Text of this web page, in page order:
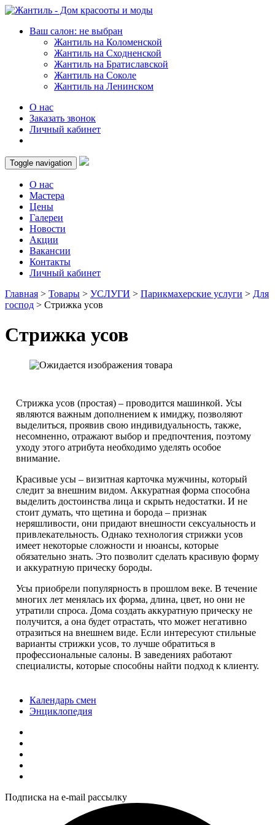
Ваш салон: не выбран
Жантиль на Коломенской
Жантиль на Сходненской
Жантиль на Братиславской
Жантиль на Соколе
Жантиль на Ленинском
О нас
Заказать звонок
Личный кабинет
Toggle navigation
О нас
Мастера
Цены
Галереи
Новости
Акции
Вакансии
Контакты
Личный кабинет
Главная > Товары > УСЛУГИ > Парикмахерские услуги > Для
господ > Стрижка усов
Стрижка усов
Стрижка усов (простая) – проводится машинкой. Усы
являются важным дополнением к имиджу, позволяют
выделиться, проявив свою индивидуальность, также,
несомненно, отражают выбор и предпочтения, поэтому
уходу этого атрибута необходимо уделять особое
внимание.
Красивые усы – визитная карточка мужчины, который
следит за внешним видом. Аккуратная форма способна
выделить достоинства лица и скрыть недостатки. И не
стоит думать, что щетина и борода – признак
неряшливости, они придают внешности сексуальность и
привлекательность. Однако технология стрижки усов
имеет некоторые сложности и нюансы, которые
обязательно знать. Это позволит сделать красивую форму
и аккуратную прическу бороды.
Усы приобрели популярность в прошлом веке. В течение
многих лет менялась их форма, длина, цвет, но они не
утратили спроса. Дома создать аккуратную прическу не
получится, а она будет отрастать, что может негативно
отразиться на внешнем виде. Если интересуют стильные
варианты стрижки усов, то лучше обратиться в
профессиональные салоны. В заведениях работают
специалисты, которые способны найти подход к клиенту.
Календарь смен
Энциклопедия
Подписка на e-mail рассылку